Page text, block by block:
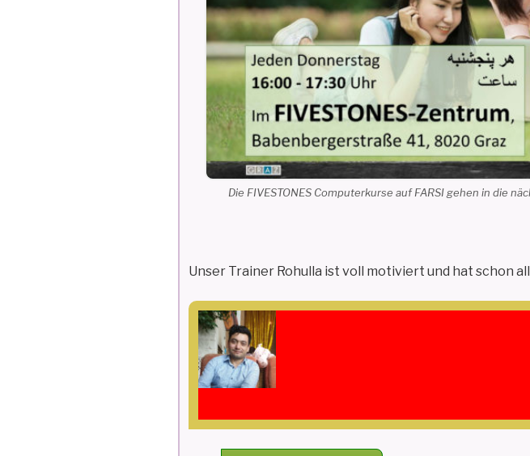
Die FIVESTONES Computerkurse auf FARSI gehen in die
Unser Trainer Rohulla ist voll motiviert und hat schon